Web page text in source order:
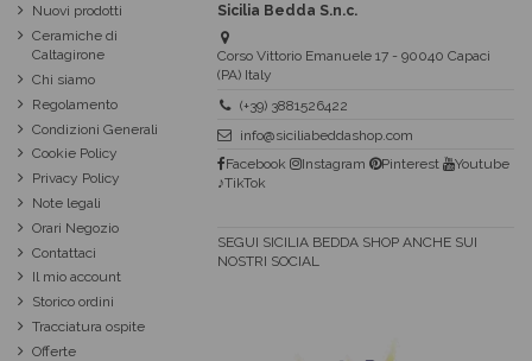
Nuovi prodotti
Ceramiche di
Caltagirone
Chi siamo
Regolamento
Condizioni Generali
Cookie Policy
Privacy Policy
Note legali
Orari Negozio
Contattaci
Il mio account
Storico ordini
Tracciatura ospite
Offerte
Sicilia Bedda S.n.c.
Corso Vittorio Emanuele 17 - 90040 Capaci
(PA) Italy
(+39) 3881526422
info@siciliabeddashop.com
Facebook
Instagram Pinterest
Youtube
♪TikTok
SEGUI SICILIA BEDDA SHOP ANCHE SUI
NOSTRI SOCIAL